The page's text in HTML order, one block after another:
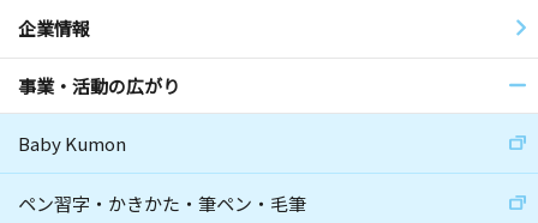
企業情報
事業・活動の広がり
Baby Kumon
ペン習字・かきかた・筆ペン・毛筆